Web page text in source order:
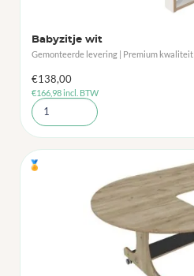
Babyzitje wit
Gemonteerde levering | Premium kwaliteit
€138,00
€166,98incl. BTW
🏅